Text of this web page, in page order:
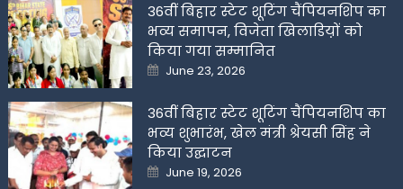
36वीं बिहार स्टेट शूटिंग चैंपियनशिप का
भव्य समापन, विजेता खिलाडिय़ों को
किया गया सम्मानित
Posted
on
June 23, 2026
36वीं बिहार स्टेट शूटिंग चैंपियनशिप का
भव्य शुभारंभ, खेल मंत्री श्रेयसी सिंह ने
किया उद्घाटन
Posted
on
June 19, 2026